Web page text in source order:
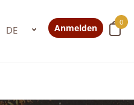
0
Anmelden